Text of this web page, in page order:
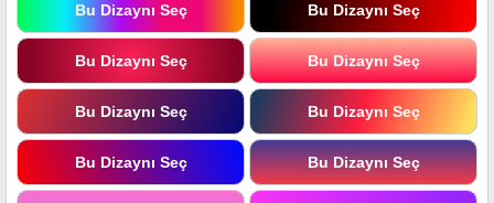
Bu Dizaynı Seç Bu Dizaynı Seç
Bu Dizaynı Seç Bu Dizaynı Seç
Bu Dizaynı Seç Bu Dizaynı Seç
Bu Dizaynı Seç Bu Dizaynı Seç